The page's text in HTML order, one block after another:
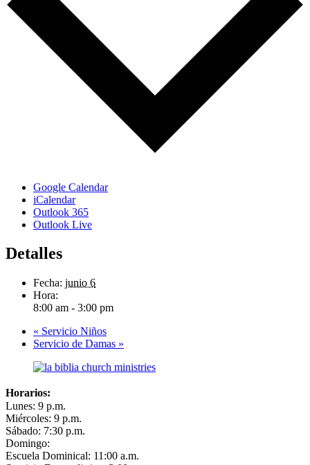
Google Calendar
iCalendar
Outlook 365
Outlook Live
Detalles
Fecha: junio 6
Hora:
8:00 am - 3:00 pm
« Servicio Niños
Servicio de Damas »
Horarios:
Lunes: 9 p.m.
Miércoles: 9 p.m.
Sábado: 7:30 p.m.
Domingo:
Escuela Dominical: 11:00 a.m.